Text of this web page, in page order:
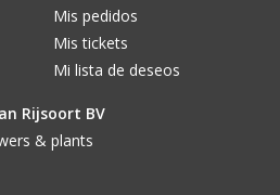
Mis pedidos
Mis tickets
Mi lista de deseos
Rijsoort BV
& plants